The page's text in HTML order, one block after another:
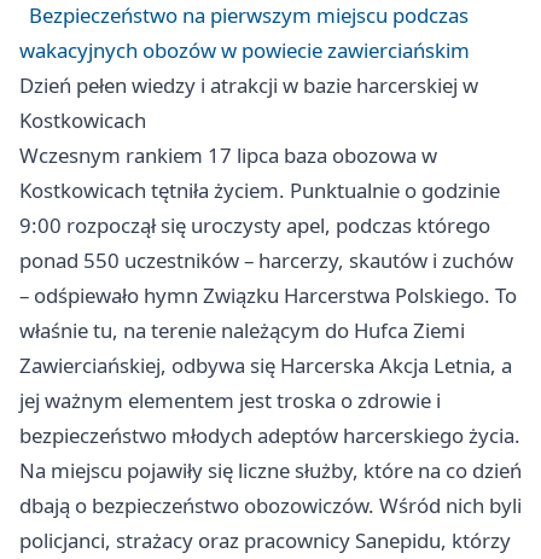
Bezpieczeństwo na pierwszym miejscu podczas
wakacyjnych obozów w powiecie zawierciańskim
Dzień pełen wiedzy i atrakcji w bazie harcerskiej w
Kostkowicach
Wczesnym rankiem 17 lipca baza obozowa w
Kostkowicach tętniła życiem. Punktualnie o godzinie
9:00 rozpoczął się uroczysty apel, podczas którego
ponad 550 uczestników – harcerzy, skautów i zuchów
– odśpiewało hymn Związku Harcerstwa Polskiego. To
właśnie tu, na terenie należącym do Hufca Ziemi
Zawierciańskiej, odbywa się Harcerska Akcja Letnia, a
jej ważnym elementem jest troska o zdrowie i
bezpieczeństwo młodych adeptów harcerskiego życia.
Na miejscu pojawiły się liczne służby, które na co dzień
dbają o bezpieczeństwo obozowiczów. Wśród nich byli
policjanci, strażacy oraz pracownicy Sanepidu, którzy